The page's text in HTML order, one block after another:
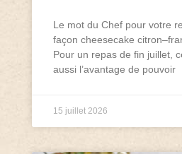
Le mot du Chef pour votre
façon cheesecake
Pour un repas de fin juillet,
aussi l’avantage de pouvoir
15 juillet 2026